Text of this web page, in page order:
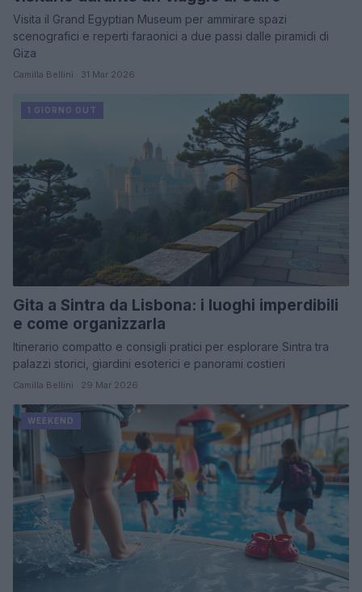
Visita il Grand Egyptian Museum per ammirare spazi
scenografici e reperti faraonici a due passi dalle piramidi di
Giza
Camilla Bellini · 31 Mar 2026
1 GIORNO OUT
Gita a Sintra da Lisbona: i luoghi imperdibili
e come organizzarla
Itinerario compatto e consigli pratici per esplorare Sintra tra
palazzi storici, giardini esoterici e panorami costieri
Camilla Bellini · 29 Mar 2026
WEEKEND